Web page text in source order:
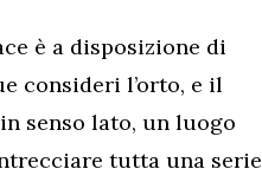
è a disposizione di
consideri l’orto, e il
senso lato, un luogo
tutta una serie